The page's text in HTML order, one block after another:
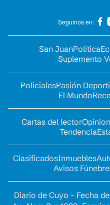
Seguinos en:
San JuanPolítica
Suplemento
PolicialesPasión
El Mundo
Cartas del lectorOpinion
Tendencia
ClasificadosInmuebles
Avisos
Diario de Cuyo - Fecha